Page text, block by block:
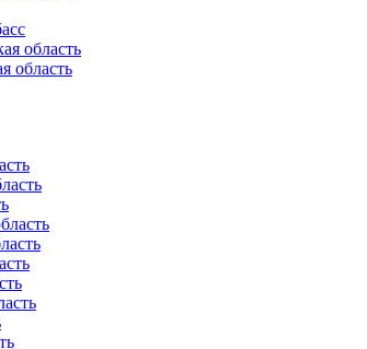
область
область